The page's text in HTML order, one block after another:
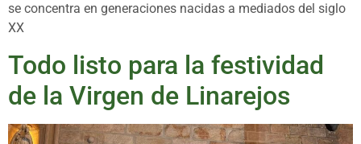
se concentra en generaciones nacidas a mediados del siglo
XX
Todo listo para la festividad
de la Virgen de Linarejos